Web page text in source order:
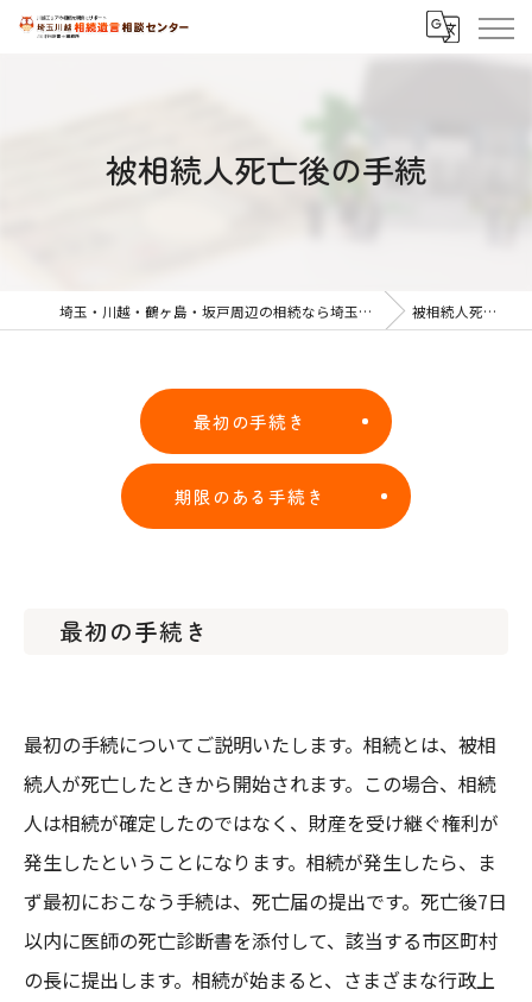
被相続人死亡後の手続
埼玉・川越・鶴ヶ島・坂戸周辺の相続なら埼玉川越相続遺言相談センター 被相続人死亡後の手続
最初の手続き
期限のある手続き
最初の手続き
最初の手続についてご説明いたします。相続とは、被相
続人が死亡したときから開始されます。この場合、相続
人は相続が確定したのではなく、財産を受け継ぐ権利が
発生したということになります。相続が発生したら、ま
ず最初におこなう手続は、死亡届の提出です。死亡後7日
以内に医師の死亡診断書を添付して、該当する市区町村
の長に提出します。相続が始まると、さまざまな行政上